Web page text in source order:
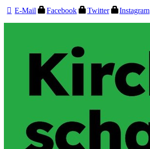
E-Mail Facebook Twitter Instagram